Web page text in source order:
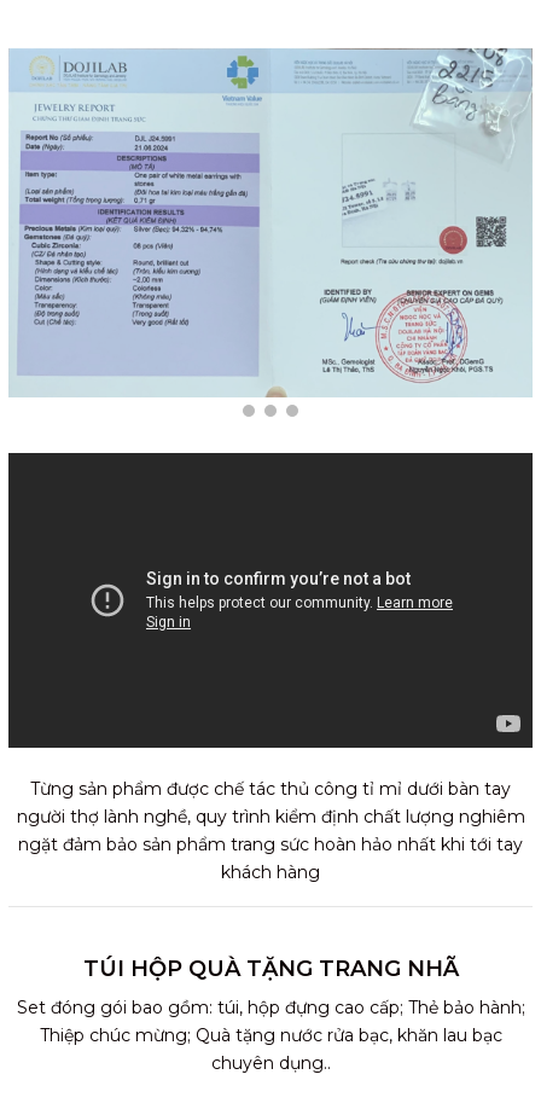
Từng sản phẩm được chế tác thủ công tỉ mỉ dưới bàn tay
người thợ lành nghề, quy trình kiểm định chất lượng nghiêm
ngặt đảm bảo sản phẩm trang sức hoàn hảo nhất khi tới tay
khách hàng
TÚI HỘP QUÀ TẶNG TRANG NHÃ
Set đóng gói bao gồm: túi, hộp đựng cao cấp; Thẻ bảo hành;
Thiệp chúc mừng; Quà tặng nước rửa bạc, khăn lau bạc
chuyên dụng..